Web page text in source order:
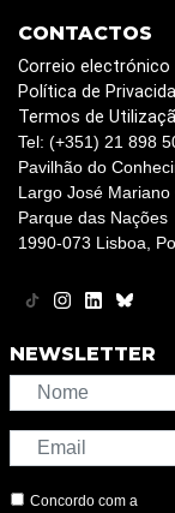
CONTACTOS
Correio electrónico
Política de
Termos de
Tel: (+351) 21 898
Pavilhão do
Largo José Mariano
Parque das Nações
1990-073 Lisboa,
NEWSLETTER
Concordo com a